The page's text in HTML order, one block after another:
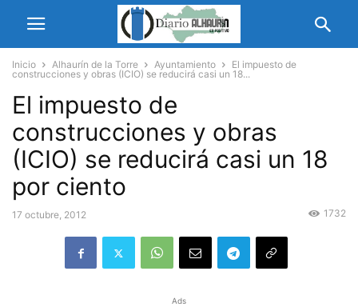
Inicio Alhaurín de la Torre Ayuntamiento
El impuesto de
construcciones y obras (ICIO) se reducirá casi un 18...
El impuesto de
construcciones y obras
(ICIO) se reducirá casi un 18
por ciento
17 octubre, 2012 1732
Ads